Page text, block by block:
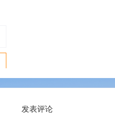
发表评论